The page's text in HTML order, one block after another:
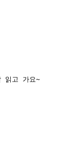
읽고 가요~